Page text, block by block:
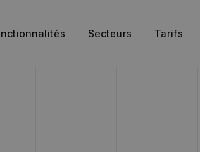
Secteurs Tarifs